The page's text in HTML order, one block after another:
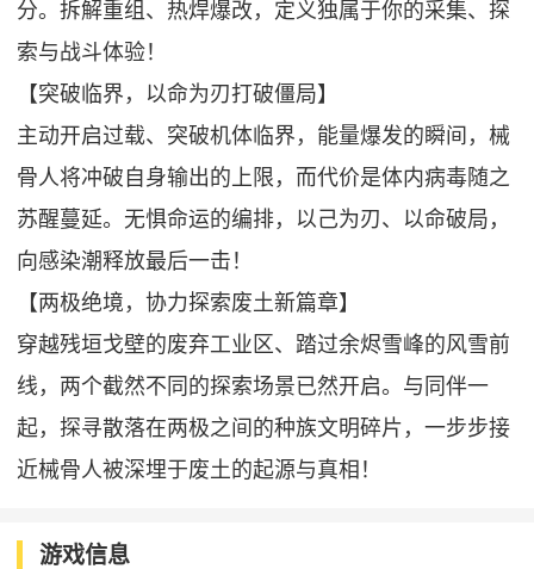
分。拆解重组、热焊爆改，定义独属于你的采集、探
索与战斗体验！
【突破临界，以命为刃打破僵局】
主动开启过载、突破机体临界，能量爆发的瞬间，械
骨人将冲破自身输出的上限，而代价是体内病毒随之
苏醒蔓延。无惧命运的编排，以己为刃、以命破局，
向感染潮释放最后一击！
【两极绝境，协力探索废土新篇章】
穿越残垣戈壁的废弃工业区、踏过余烬雪峰的风雪前
线，两个截然不同的探索场景已然开启。与同伴一
起，探寻散落在两极之间的种族文明碎片，一步步接
近械骨人被深埋于废土的起源与真相！
游戏信息